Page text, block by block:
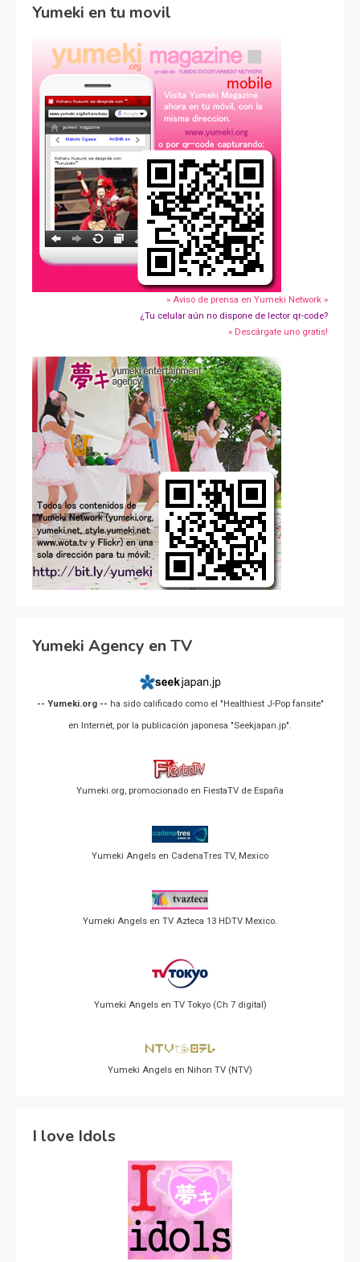
Yumeki en tu movil
» Aviso de prensa en Yumeki Network »
¿Tu celular aún no dispone de lector qr-code?
» Descárgate uno gratis!
Yumeki Agency en TV
-- Yumeki.org -- ha sido calificado como el "Healthiest J-Pop fansite"
en Internet, por la publicación japonesa "Seekjapan.jp".
Yumeki.org, promocionado en FiestaTV de España
Yumeki Angels en CadenaTres TV, Mexico
Yumeki Angels en TV Azteca 13 HDTV Mexico.
Yumeki Angels en TV Tokyo (Ch 7 digital)
Yumeki Angels en Nihon TV (NTV)
I love Idols